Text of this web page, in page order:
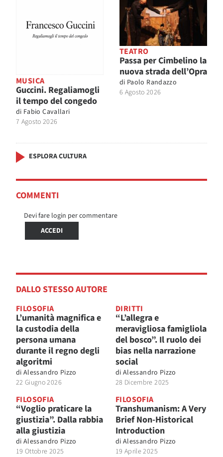
MUSICA
Guccini. Regaliamogli
il tempo del congedo
di Fabio Cavallari
7 Agosto 2026
TEATRO
Passa per Cimbelino la
nuova strada dell’Opra
di Paolo Randazzo
6 Agosto 2026
ESPLORA CULTURA
COMMENTI
Devi fare login per commentare
ACCEDI
DALLO STESSO AUTORE
FILOSOFIA
L’umanità magnifica e
la custodia della
persona umana
durante il regno degli
algoritmi
di Alessandro Pizzo
22 Giugno 2026
DIRITTI
“L’allegra e
meravigliosa famigliola
del bosco”. Il ruolo dei
bias nella narrazione
social
di Alessandro Pizzo
28 Dicembre 2025
FILOSOFIA
“Voglio praticare la
giustizia”. Dalla rabbia
alla giustizia
di Alessandro Pizzo
19 Ottobre 2025
FILOSOFIA
Transhumanism: A Very
Brief Non-Historical
Introduction
di Alessandro Pizzo
19 Aprile 2025